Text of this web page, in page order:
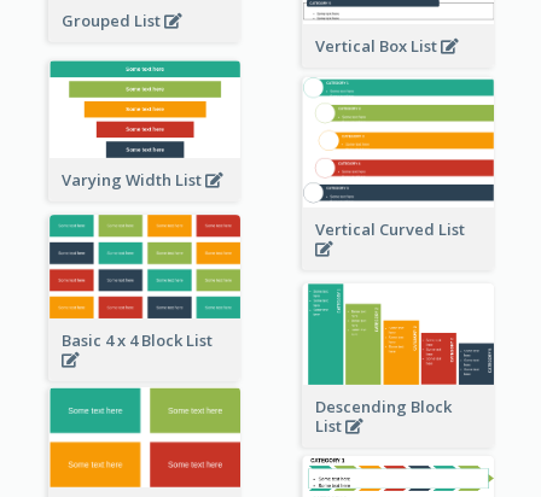
Vertical Box List
Grouped List
Varying Width List
Vertical Curved List
Basic 4 x 4 Block List
Descending Block
List